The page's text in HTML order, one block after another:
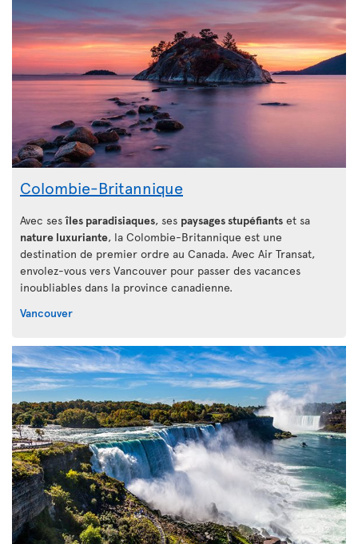
Colombie-Britannique
Avec sesîles paradisiaques, ses paysages stupéfiants et sa
nature luxuriante, la Colombie-Britannique est une
destination de premier ordre au Canada. Avec Air Transat,
envolez-vous vers Vancouver pour passer des vacances
inoubliables dans la province canadienne.
Vancouver